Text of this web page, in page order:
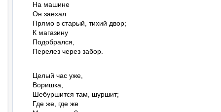
На машине
Он заехал
Прямо в старый, тихий двор;
К магазину
Подобрался,
Перелез через забор.
Целый час уже,
Воришка,
Шебуршится там, шуршит;
Где же, где же